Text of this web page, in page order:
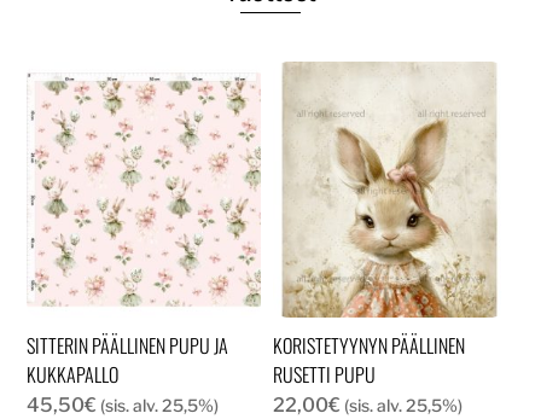
SITTERIN PÄÄLLINEN PUPU JA
KUKKAPALLO
45,50€ (sis. alv. 25,5%)
KORISTETYYNYN PÄÄLLINEN
RUSETTI PUPU
22,00€ (sis. alv. 25,5%)